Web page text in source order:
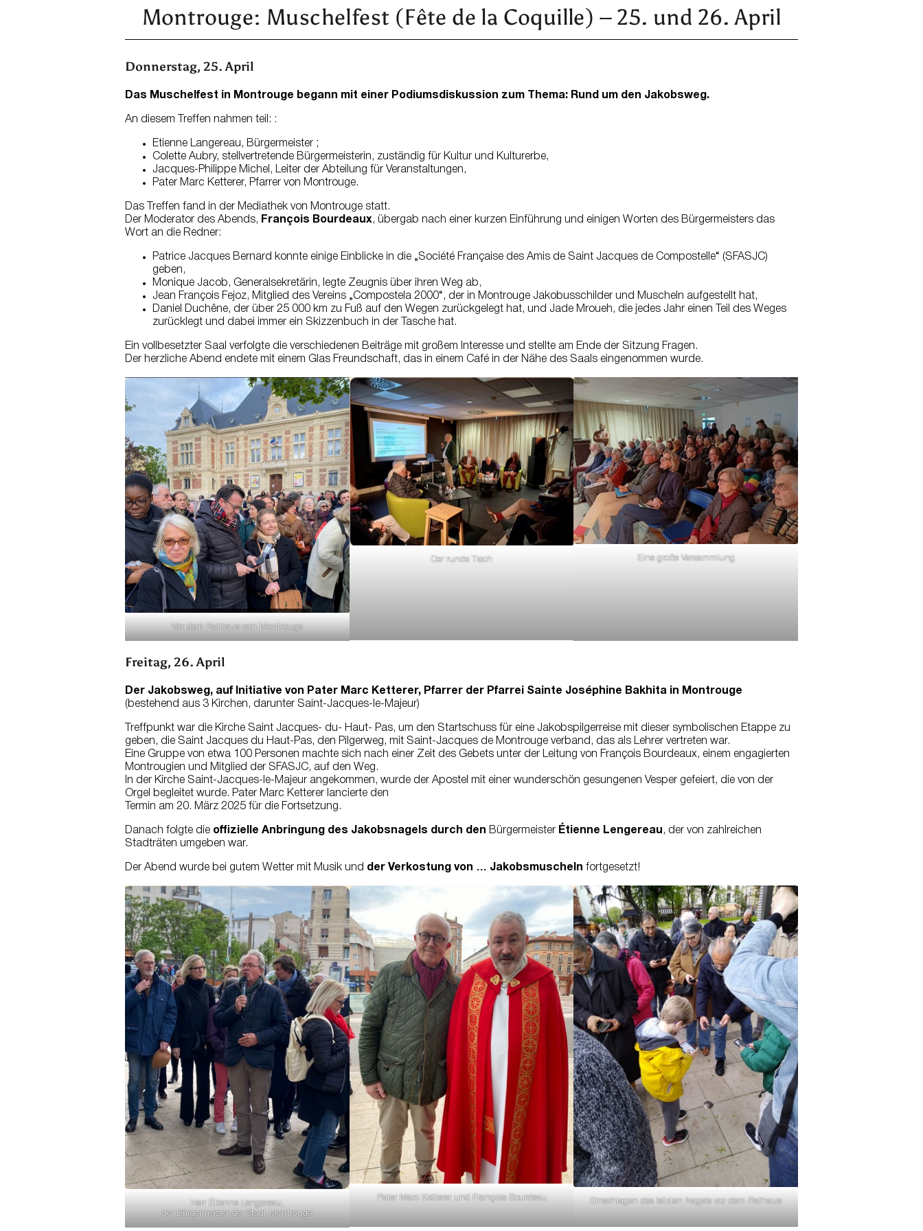
Montrouge: Muschelfest (Fête de la Coquille) – 25. und 26. April
Donnerstag, 25. April
Das Muschelfest in Montrouge begann mit einer Podiumsdiskussion zum Thema: Rund um den Jakobsweg.
An diesem Treffen nahmen teil: :
Etienne Langereau, Bürgermeister ;
Colette Aubry, stellvertretende Bürgermeisterin, zuständig für Kultur und Kulturerbe,
Jacques-Philippe Michel, Leiter der Abteilung für Veranstaltungen,
Pater Marc Ketterer, Pfarrer von Montrouge.
Das Treffen fand in der Mediathek von Montrouge statt.
Der Moderator des Abends, François Bourdeaux , übergab nach einer kurzen Einführung und einigen Worten des Bürgermeisters das
Wort an die Redner:
Patrice Jacques Bernard konnte einige Einblicke in die „Société Française des Amis de Saint Jacques de Compostelle“ (SFASJC)
geben,
Monique Jacob, Generalsekretärin, legte Zeugnis über ihren Weg ab,
Jean François Fejoz, Mitglied des Vereins „Compostela 2000“, der in Montrouge Jakobusschilder und Muscheln aufgestellt hat,
Daniel Duchêne, der über 25 000 km zu Fuß auf den Wegen zurückgelegt hat, und Jade Mroueh, die jedes Jahr einen Teil des Weges
zurücklegt und dabei immer ein Skizzenbuch in der Tasche hat.
Ein vollbesetzter Saal verfolgte die verschiedenen Beiträge mit großem Interesse und stellte am Ende der Sitzung Fragen.
Der herzliche Abend endete mit einem Glas Freundschaft, das in einem Café in der Nähe des Saals eingenommen wurde.
Vor dem Rathaus von Montrouge
Der runde Tisch Eine große Versammlung
Freitag, 26. April
Der Jakobsweg, auf Initiative von Pater Marc Ketterer, Pfarrer der Pfarrei Sainte Joséphine Bakhita in Montrouge
(bestehend aus 3 Kirchen, darunter Saint-Jacques-le-Majeur)
Treffpunkt war die Kirche Saint Jacques- du- Haut- Pas, um den Startschuss für eine Jakobspilgerreise mit dieser symbolischen Etappe zu
geben, die Saint Jacques du Haut-Pas, den Pilgerweg, mit Saint-Jacques de Montrouge verband, das als Lehrer vertreten war.
Eine Gruppe von etwa 100 Personen machte sich nach einer Zeit des Gebets unter der Leitung von François Bourdeaux, einem engagierten
Montrougien und Mitglied der SFASJC, auf den Weg.
In der Kirche Saint-Jacques-le-Majeur angekommen, wurde der Apostel mit einer wunderschön gesungenen Vesper gefeiert, die von der
Orgel begleitet wurde. Pater Marc Ketterer lancierte den
Termin am 20. März 2025 für die Fortsetzung.
Danach folgte die offizielle Anbringung des Jakobsnagels durch den Bürgermeister Étienne Lengereau , der von zahlreichen
Stadträten umgeben war.
Der Abend wurde bei gutem Wetter mit Musik und der Verkostung von … Jakobsmuscheln fortgesetzt!
Herr Étienne Lengereau,
der Bürgermeister der Stadt Montrouge
Pater Marc Ketterer und François Bourdeau Einschlagen des letzten Nagels vor dem Rathaus